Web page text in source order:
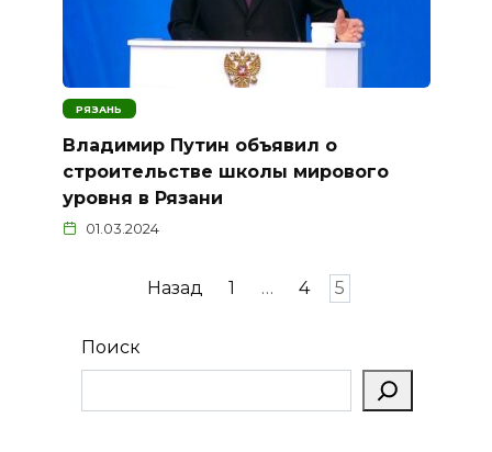
РЯЗАНЬ
Владимир Путин объявил о
строительстве школы мирового
уровня в Рязани
01.03.2024
Назад 1 … 4 5
Поиск